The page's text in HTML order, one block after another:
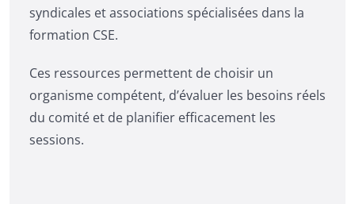
syndicales et associations spécialisées dans la
formation CSE.
Ces ressources permettent de choisir un
organisme compétent, d’évaluer les besoins réels
du comité et de planifier efficacement les
sessions.